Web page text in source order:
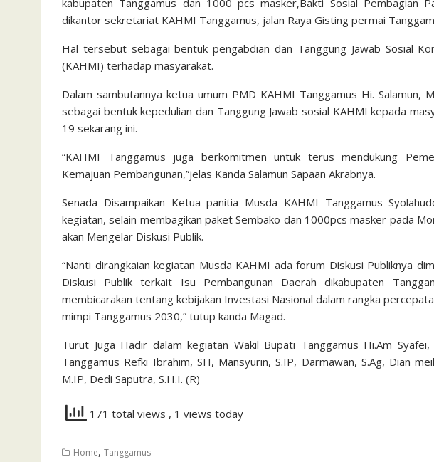
kabupaten Tanggamus dan 1000 pcs masker,Bakti Sosial Pembagian
dikantor sekretariat KAHMI Tanggamus, jalan Raya Gisting permai
Hal tersebut sebagai bentuk pengabdian dan Tanggung Jawab Sosial
(KAHMI) terhadap masyarakat.
Dalam sambutannya ketua umum PMD KAHMI Tanggamus Hi. Salamun,
sebagai bentuk kepedulian dan Tanggung Jawab sosial KAHMI kepada
19 sekarang ini.
“KAHMI Tanggamus juga berkomitmen untuk terus mendukung
Kemajuan Pembangunan,”jelas Kanda Salamun Sapaan Akrabnya.
Senada Disampaikan Ketua panitia Musda KAHMI Tanggamus
kegiatan, selain membagikan paket Sembako dan 1000pcs masker pada
akan Mengelar Diskusi Publik.
“Nanti dirangkaian kegiatan Musda KAHMI ada forum Diskusi Publiknya
Diskusi Publik terkait Isu Pembangunan Daerah dikabupaten
membicarakan tentang kebijakan Investasi Nasional dalam rangka
mimpi Tanggamus 2030,” tutup kanda Magad.
Turut Juga Hadir dalam kegiatan Wakil Bupati Tanggamus Hi.Am
Tanggamus Refki Ibrahim, SH, Mansyurin, S.IP, Darmawan, S.Ag, Dian
M.IP, Dedi Saputra, S.H.I. (R)
171 total views , 1 views today
Home, Tanggamus